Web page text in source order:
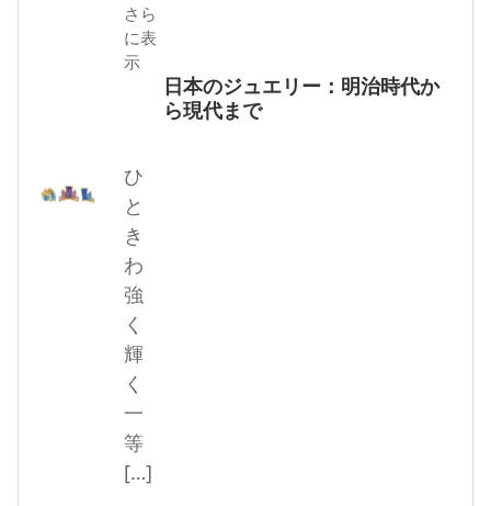
日本のジュエリー：明治時代か
ら現代まで
さら
に表
示
ひ
と
き
わ
強
く
輝
く
一
等
[…]